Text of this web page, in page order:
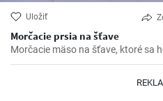
Uložiť
Morčacie prsia na šťave
Morčacie mäso na šťave, ktoré sa